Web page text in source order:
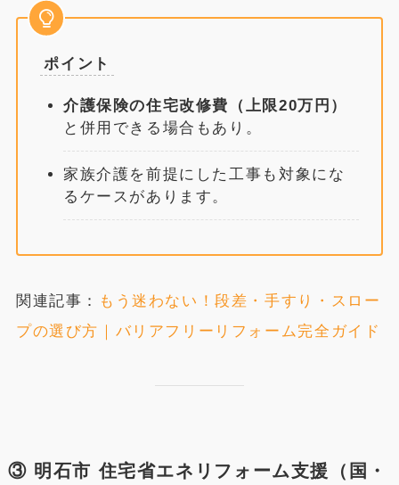
ポイント
介護保険の住宅改修費（上限20万円）
と併用できる場合もあり。
家族介護を前提にした工事も対象にな
るケースがあります。
関連記事：
もう迷わない！段差・手すり・スロー
プの選び方｜バリアフリーリフォーム完全ガイド
③ 明石市 住宅省エネリフォーム支援（国・